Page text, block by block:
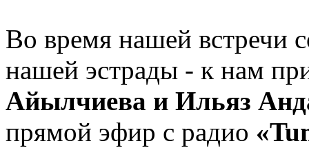
Во время нашей встречи
нашей эстрады - к нам
Айылчиева и Ильяз
прямой эфир с радио